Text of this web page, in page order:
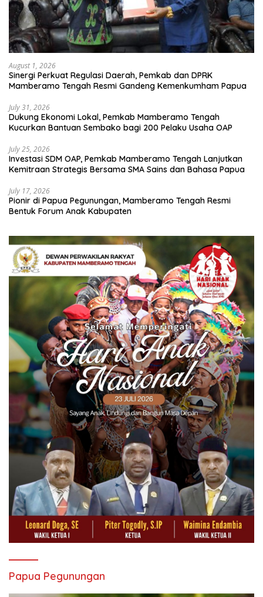
August 1, 2026
Sinergi Perkuat Regulasi Daerah, Pemkab dan DPRK
Mamberamo Tengah Resmi Gandeng Kemenkumham Papua
July 31, 2026
Dukung Ekonomi Lokal, Pemkab Mamberamo Tengah
Kucurkan Bantuan Sembako bagi 200 Pelaku Usaha OAP
July 25, 2026
Investasi SDM OAP, Pemkab Mamberamo Tengah Lanjutkan
Kemitraan Strategis Bersama SMA Sains dan Bahasa Papua
July 17, 2026
Pionir di Papua Pegunungan, Mamberamo Tengah Resmi
Bentuk Forum Anak Kabupaten
Papua Pegunungan